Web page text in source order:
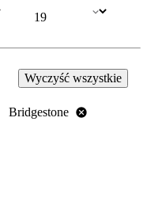
Wyczyść wszystkie
Bridgestone